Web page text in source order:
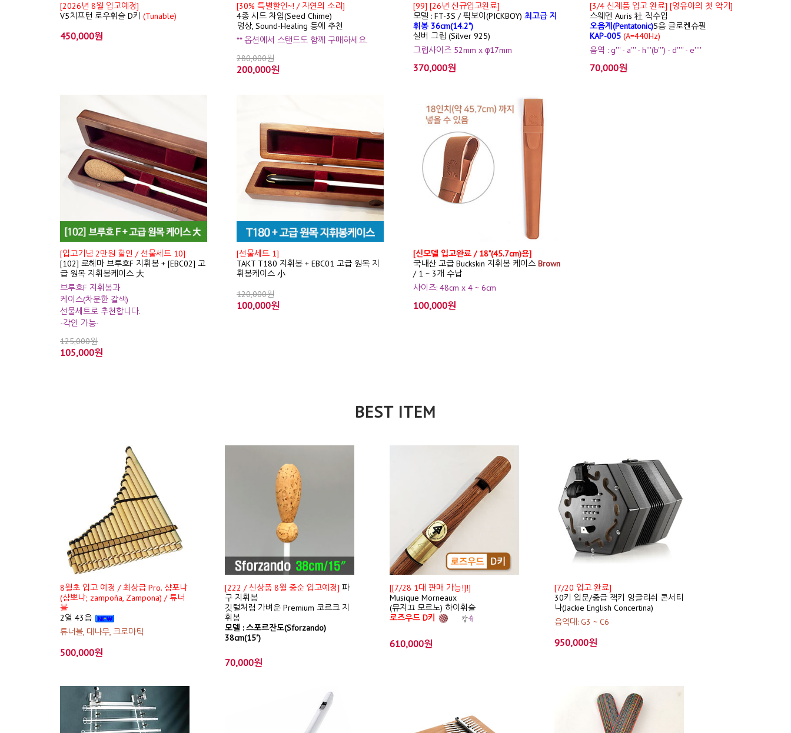
[2026년 8월 입고예정]
V5치프턴 로우휘슬 D키 (Tunable)
450,000원
[30% 특별할인~! / 자연의 소리]
4종 시드 차임(Seed Chime)
명상, Sound-Healing 등에 추천
** 옵션에서 스탠드도 함께 구매하세요.
280,000원
200,000원
[99] [26년 신규입고완료]
모델 : FT-3S / 픽보이(PICKBOY) 최고급 지
휘봉 36cm(14.2")
실버 그립 (Silver 925)
그립사이즈 52mm x φ17mm
370,000원
[3/4 신제품 입고 완료] [영유아의 첫 악기]
스웨덴 Auris 社 직수입
오음계(Pentatonic)5음 글로켄슈필
KAP-005 (A=440Hz)
음역 : g''' - a''' - h'''(b''') - d'''' - e''''
70,000원
[입고기념 2만원 할인 / 선물세트 10]
[102] 로헤마 브루흐F 지휘봉 + [EBC02] 고
급 원목 지휘봉케이스 大
브루흐F 지휘봉과
케이스(차분한 갈색)
선물세트로 추천합니다.
-각인 가능-
125,000원
105,000원
[선물세트 1]
TAKT T180 지휘봉 + EBC01 고급 원목 지
휘봉케이스 小
120,000원
100,000원
[신모델 입고완료 / 18"(45.7cm)용]
국내산 고급 Buckskin 지휘봉 케이스 Brown
/ 1 ~ 3개 수납
사이즈: 48cm x 4 ~ 6cm
100,000원
BEST ITEM
8월초 입고 예정 / 최상급 Pro. 샴포냐
(삼뽀냐; zampoña, Zampona) / 튜너
블
2열 43음
튜너블, 대나무, 크로마틱
500,000원
[222 / 신상품 8월 중순 입고예정] 파
구 지휘봉
깃털처럼 가벼운 Premium 코르크 지
휘봉
모델 : 스포르잔도(Sforzando)
38cm(15")
70,000원
[[7/28 1대 판매 가능!]!]
Musique Morneaux
(뮤지끄 모르노) 하이휘슬
로즈우드 D키
610,000원
[7/20 입고 완료]
30키 입문/중급 잭키 잉글리쉬 콘서티
나(Jackie English Concertina)
음역대: G3 ~ C6
950,000원